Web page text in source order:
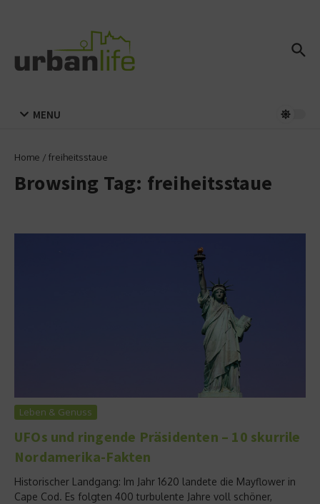
MENU
Home / freiheitsstaue
Browsing Tag: freiheitsstaue
Leben & Genuss
UFOs und ringende Präsidenten – 10 skurrile
Nordamerika-Fakten
Historischer Landgang: Im Jahr 1620 landete die Mayflower in
Cape Cod. Es folgten 400 turbulente Jahre voll schöner,